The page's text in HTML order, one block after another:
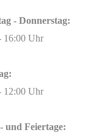
- Donnerstag:
16:00 Uhr
12:00 Uhr
und Feiertage: